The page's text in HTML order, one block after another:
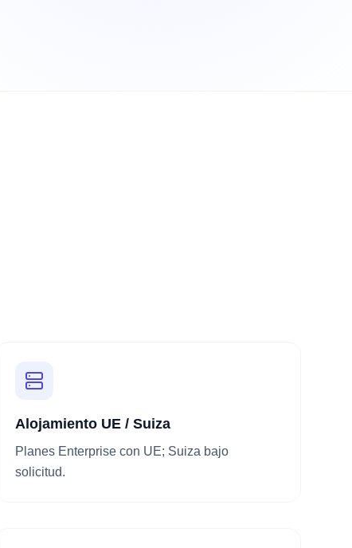
Alojamiento UE / Suiza
Planes Enterprise con UE; Suiza bajo
solicitud.